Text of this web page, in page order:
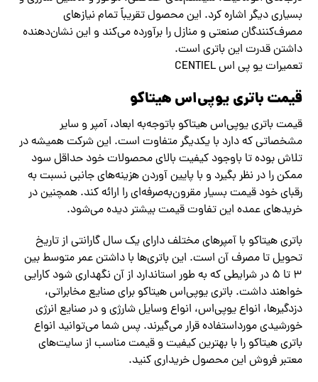
بسیاری دیگر اشاره کرد. این محصول تقریباً تمام نیازهای
مصرف‌کنندگان صنعتی و منازل را برآورده می‌کند و این نشان‌دهنده
داشتن قدرت این باتری است.
تعمیرات یو پی اس CENTIEL
قیمت باتری یوپی‌اس هیتاکو
قیمت باتری یوپی‌اس هیتاکو باتوجه‌به ابعاد، آمپر و سایر
مشخصاتی که دارد با یکدیگر متفاوت است. این شرکت همیشه در
تلاش بوده تا باوجود کیفیت بالای محصولات خود حداقل سود
ممکن را در نظر بگیرد و با پایین آوردن هزینه‌های جانبی نسبت به
رقبای خود قیمت بسیار مقرون‌به‌صرفه‌ای را ارائه کند. همچنین در
خریدهای عمده این تفاوت قیمت بیشتر دیده می‌شود.
باتری هیتاکو با آمپرهای مختلف دارای یک سال گارانتی از تاریخ
تحویل تا مصرف آن است. این باتری‌ها با داشتن عمر متوسط بین
۳ تا ۵ در شرایطی که به طور استاندارد از آن نگهداری شود کارایی
خواهند داشت. باتری یوپی‌اس هیتاکو برای صنایع مخابراتی،
دزدگیرها، انواع یوپی‌اس، انواع وسایل شارژی و در صنایع انرژی
خورشیدی مورداستفاده قرار می‌گیرند. پس شما می‌توانید انواع
باتری هیتاکو را با بهترین کیفیت و قیمت مناسب از سایت‌های
معتبر فروش این محصول خریداری کنید.